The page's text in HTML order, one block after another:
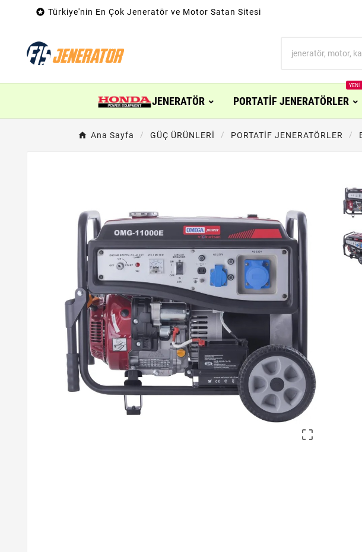
 Türkiye'nin En Çok Jeneratör ve Motor Satan Sitesi
JENERATÖR PORTATİF JENERATÖRLER
YENI
Ana Sayfa GÜÇ ÜRÜNLERİ PORTATİF JENERATÖRLER
